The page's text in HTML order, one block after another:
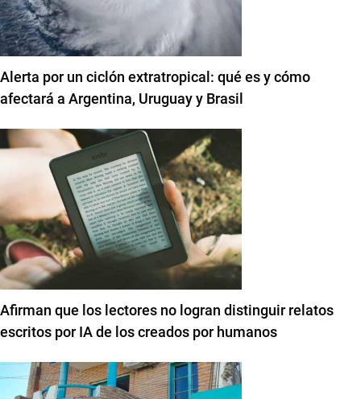
Alerta por un ciclón extratropical: qué es y cómo
afectará a Argentina, Uruguay y Brasil
Afirman que los lectores no logran distinguir relatos
escritos por IA de los creados por humanos